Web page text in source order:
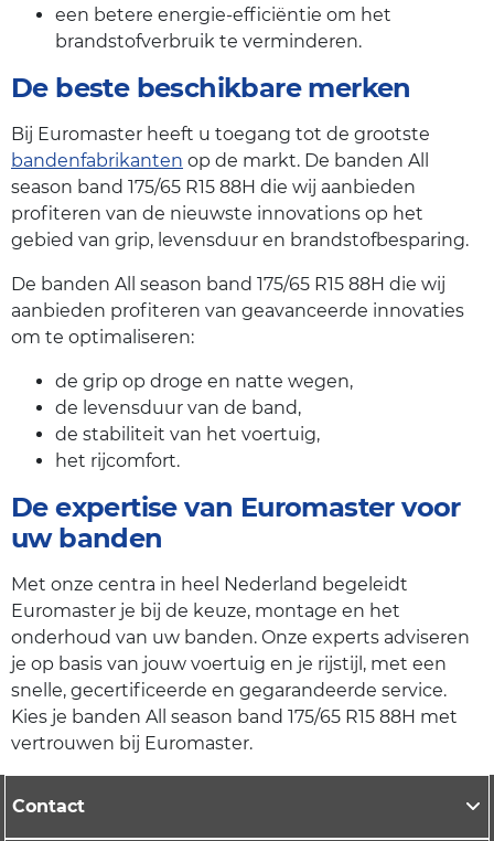
een betere energie-efficiëntie om het
brandstofverbruik te verminderen.
De beste beschikbare merken
Bij Euromaster heeft u toegang tot de grootste
bandenfabrikanten op de markt. De banden All
season band 175/65 R15 88H die wij aanbieden
profiteren van de nieuwste innovations op het
gebied van grip, levensduur en brandstofbesparing.
De banden All season band 175/65 R15 88H die wij
aanbieden profiteren van geavanceerde innovaties
om te optimaliseren:
de grip op droge en natte wegen,
de levensduur van de band,
de stabiliteit van het voertuig,
het rijcomfort.
De expertise van Euromaster voor
uw banden
Met onze centra in heel Nederland begeleidt
Euromaster je bij de keuze, montage en het
onderhoud van uw banden. Onze experts adviseren
je op basis van jouw voertuig en je rijstijl, met een
snelle, gecertificeerde en gegarandeerde service.
Kies je banden All season band 175/65 R15 88H met
vertrouwen bij Euromaster.
Contact